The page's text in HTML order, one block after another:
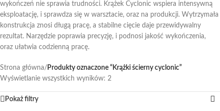
wykończeń nie sprawia trudności. Krążek Cyclonic wspiera intensywną
eksploatację, i sprawdza się w warsztacie, oraz na produkcji. Wytrzymała
konstrukcja znosi długą pracę, a stabilne cięcie daje przewidywalny
rezultat. Narzędzie poprawia precyzję, i podnosi jakość wykończenia,
oraz ułatwia codzienną pracę.
Strona główna/ Produkty oznaczone “Krążki ścierny cyclonic”
Wyświetlanie wszystkich wyników: 2
Pokaż filtry